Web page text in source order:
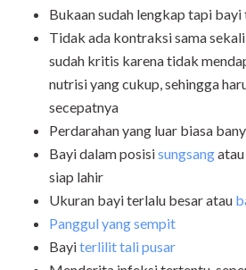
Bukaan sudah lengkap tapi
Tidak ada kontraksi sama
sudah kritis karena tidak
nutrisi yang cukup, sehingga
secepatnya
Perdarahan yang luar biasa
Bayi dalam posisisungsang
siap lahir
Ukuran bayi terlalu besar atau
Panggul yang sempit
Bayiterlilit tali pusar